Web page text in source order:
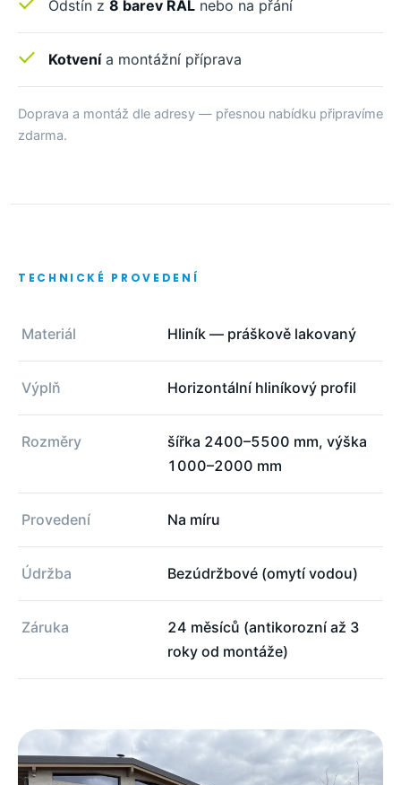
Odstín z 8 barev RAL nebo na přání
Kotvenía montážní příprava
Doprava a montáž dle adresy — přesnou nabídku připravíme
zdarma.
TECHNICKÉ PROVEDENÍ
Materiál Hliník — práškově lakovaný
Výplň Horizontální hliníkový profil
Rozměry
šířka 2400–5500 mm, výška
1000–2000 mm
Provedení Na míru
Údržba Bezúdržbové (omytí vodou)
Záruka
24 měsíců (antikorozní až 3
roky od montáže)